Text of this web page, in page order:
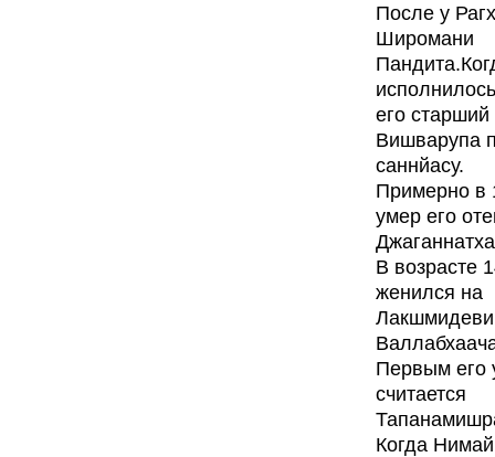
После у
Широмани
его старший
Вишварупа
саннйасу.
Примерно в
умер его
В возрасте
женился на
Первым его
считается
Когда